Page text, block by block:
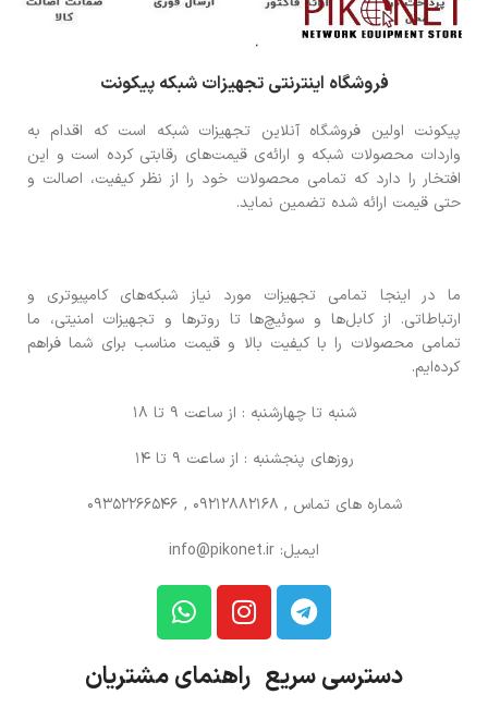
فروشگاه اینترنتی تجهیزات شبکه پیکونت
پیکونت اولین فروشگاه آنلاین تجهیزات شبکه است که اقدام به
واردات محصولات شبکه و ارائه‌ی قیمت‌های رقابتی کرده است و این
افتخار را دارد که تمامی محصولات خود را از نظر کیفیت، اصالت و
حتی قیمت ارائه شده تضمین نماید.
ما در اینجا تمامی تجهیزات مورد نیاز شبکه‌های کامپیوتری و
ارتباطاتی. از کابل‌ها و سوئیچ‌ها تا روترها و تجهیزات امنیتی، ما
تمامی محصولات را با کیفیت بالا و قیمت مناسب برای شما فراهم
کرده‌ایم.
شنبه تا چهارشنبه : از ساعت 9 تا 18
روزهای پنجشنبه : از ساعت 9 تا 14
شماره های تماس , 09212882168 , 09352266546
ایمیل: info@pikonet.ir
دسترسی سریع راهنمای مشتریان